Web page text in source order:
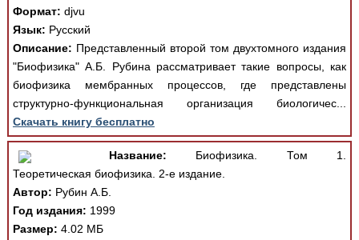
Формат: djvu
Язык: Русский
Описание: Представленный второй том двухтомного издания
"Биофизика" А.Б. Рубина рассматривает такие вопросы, как
биофизика мембранных процессов, где представлены
структурно-функциональная организация биологичес...
Скачать книгу бесплатно
Название: Биофизика. Том 1.
Теоретическая биофизика. 2-е издание.
Автор: Рубин А.Б.
Год издания: 1999
Размер: 4.02 МБ